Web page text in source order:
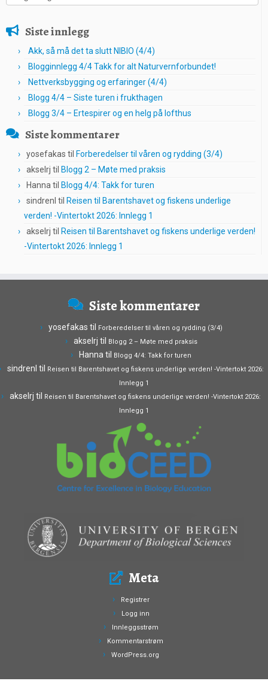
Siste innlegg
Akk, så må det ta slutt NIBIO (4/4)
Blogginnlegg 4/4 Takk for alt Naturvernforbundet!
Nettverksbygging og erfaringer (4/4)
Blogg 4/4 – Siste turen i frukthagen
Blogg 3/4 – Ertespirer og en helg på lofthus
Siste kommentarer
yosefakas til Forberedelser til våren og rydding (3/4)
akselrj til Blogg 2 – Møte med praksis
Hanna til Blogg 4/4: Takk for turen
sindrenl til Reisen til Barentshavet og fiskens underlige
verden! -Vintertokt 2026: Innlegg 1
akselrj til Reisen til Barentshavet og fiskens underlige verden!
-Vintertokt 2026: Innlegg 1
Siste kommentarer
yosefakas til Forberedelser til våren og rydding (3/4)
akselrj til Blogg 2 – Møte med praksis
Hanna til Blogg 4/4: Takk for turen
sindrenl til Reisen til Barentshavet og fiskens underlige verden! -Vintertokt 2026:
Innlegg 1
akselrj til Reisen til Barentshavet og fiskens underlige verden! -Vintertokt 2026:
Innlegg 1
Meta
Registrer
Logg inn
Innleggsstrøm
Kommentarstrøm
WordPress.org